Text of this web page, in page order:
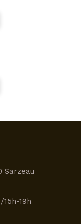
choisies
Sarzeau
15h-19h